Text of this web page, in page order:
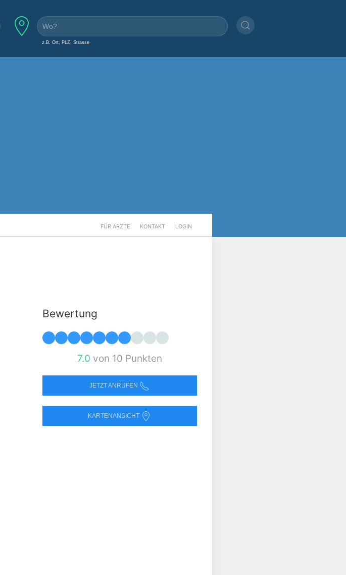
z.B. Ort, PLZ, Strasse
FÜR ÄRZTE KONTAKT LOGIN
Bewertung
7.0 von 10 Punkten
JETZT ANRUFEN
KARTENANSICHT